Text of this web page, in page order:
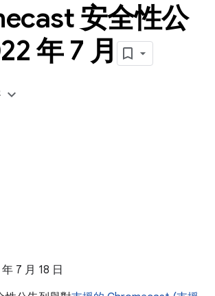
安全性公
年 7 月
7 月 18 日